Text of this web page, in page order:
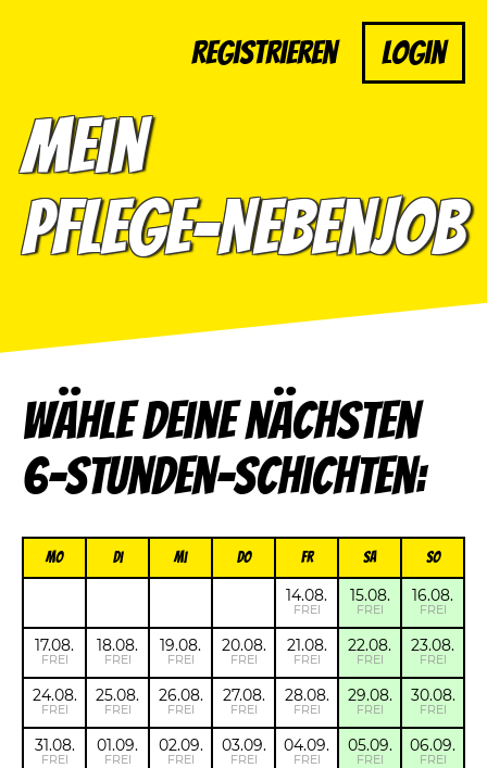
Registrieren Login
Mein
Pflege-Nebenjob
Wähle deine nächsten
6-Stunden-Schichten:
Mo Di Mi Do FR Sa So
14.08.
FREI
15.08.
FREI
16.08.
FREI
17.08.
FREI
18.08.
FREI
19.08.
FREI
20.08.
FREI
21.08.
FREI
22.08.
FREI
23.08.
FREI
24.08.
FREI
25.08.
FREI
26.08.
FREI
27.08.
FREI
28.08.
FREI
29.08.
FREI
30.08.
FREI
31.08.
FREI
01.09.
FREI
02.09.
FREI
03.09.
FREI
04.09.
FREI
05.09.
FREI
06.09.
FREI